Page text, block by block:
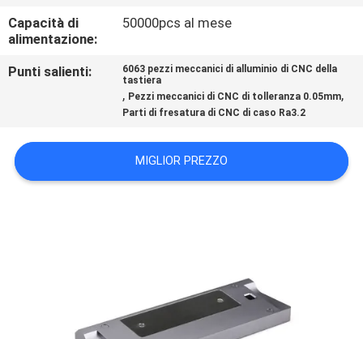
CHIEDI
PREVENTIVO
MAPPA
DEL
SITO
Capacità di
alimentazione:
50000pcs al mese
Punti salienti:
6063 pezzi meccanici di alluminio di CNC della
tastiera
, Pezzi meccanici di CNC di tolleranza 0.05mm,
Parti di fresatura di CNC di caso Ra3.2
MIGLIOR PREZZO